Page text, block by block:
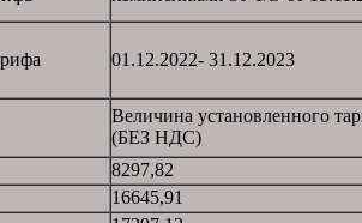
01.12.2022- 31.12.2023
Величина установленного
(БЕЗ НДС)
8297,82
16645,91